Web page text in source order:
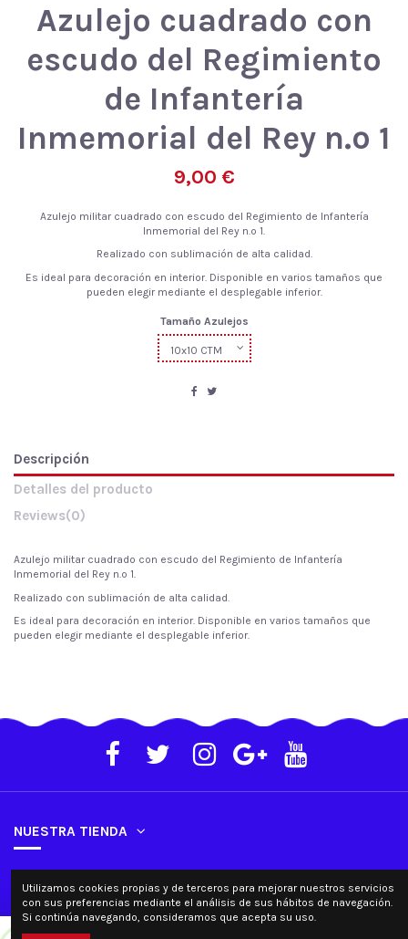
Azulejo cuadrado con
escudo del Regimiento
de Infantería
Inmemorial del Rey n.º 1
9,00 €
Azulejo militar cuadrado con escudo del Regimiento de Infantería
Inmemorial del Rey n.º 1.
Realizado con sublimación de alta calidad.
Es ideal para decoración en interior. Disponible en varios tamaños que
pueden elegir mediante el desplegable inferior.
Tamaño Azulejos
Descripción
Detalles del producto
Reviews(0)
Azulejo militar cuadrado con escudo del Regimiento de Infantería
Inmemorial del Rey n.º 1.
Realizado con sublimación de alta calidad.
Es ideal para decoración en interior. Disponible en varios tamaños que
pueden elegir mediante el desplegable inferior.
NUESTRA TIENDA
Contacta con nosotros
Utilizamos cookies propias y de terceros para mejorar nuestros servicios
con sus preferencias mediante el análisis de sus hábitos de navegación.
Si continúa navegando, consideramos que acepta su uso.